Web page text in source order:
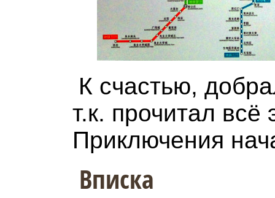
К счастью,
т.к. прочитал всё
Приключения
Вписка